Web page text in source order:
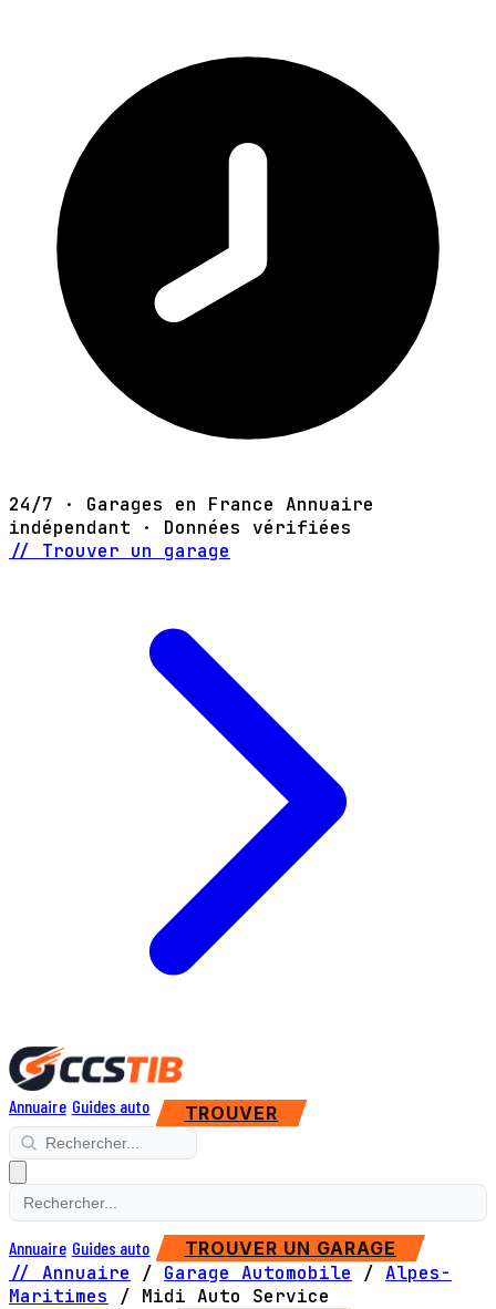
24/7 · Garages en France Annuaire
indépendant · Données vérifiées
// Trouver un garage
Annuaire Guides auto TROUVER
Annuaire Guides auto TROUVER UN GARAGE
// Annuaire / Garage Automobile / Alpes-
Maritimes
/ Midi Auto Service